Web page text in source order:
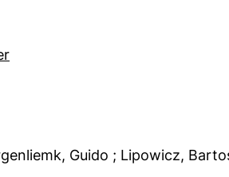
Guido ; Lipowicz,